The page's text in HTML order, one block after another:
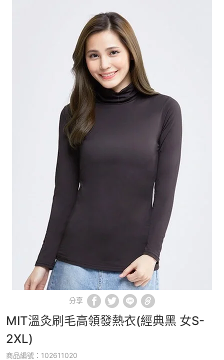
分享
MIT溫灸刷毛高領發熱衣(經典黑 女S-
2XL)
商品編號：102611020